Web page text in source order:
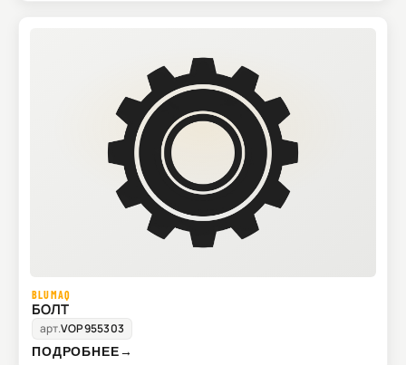
BLUMAQ
БОЛТ
арт.VOP955303
ПОДРОБНЕЕ→